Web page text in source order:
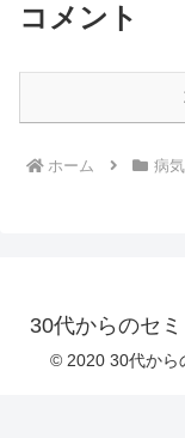
コメント
ホーム 病気
30代からのセ
© 2020 30代から